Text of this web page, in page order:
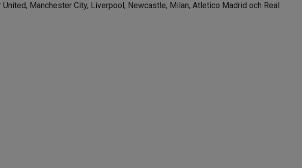
Manchester City, Liverpool, Newcastle, Milan, Atletico Madrid och Real